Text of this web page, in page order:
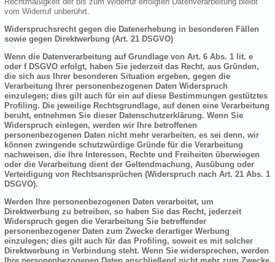
vom Widerruf unberührt.
Widerspruchsrecht gegen die Datenerhebung in besonderen Fällen
sowie gegen Direktwerbung (Art. 21 DSGVO)
Wenn die Datenverarbeitung auf Grundlage von Art. 6 Abs. 1 lit. e
oder f DSGVO erfolgt, haben Sie jederzeit das Recht, aus Gründen,
die sich aus Ihrer besonderen Situation ergeben, gegen die
Verarbeitung Ihrer personenbezogenen Daten Widerspruch
einzulegen; dies gilt auch für ein auf diese Bestimmungen gestütztes
Profiling. Die jeweilige Rechtsgrundlage, auf denen eine Verarbeitung
beruht, entnehmen Sie dieser Datenschutzerklärung. Wenn Sie
Widerspruch einlegen, werden wir Ihre betroffenen
personenbezogenen Daten nicht mehr verarbeiten, es sei denn, wir
können zwingende schutzwürdige Gründe für die Verarbeitung
nachweisen, die Ihre Interessen, Rechte und Freiheiten überwiegen
oder die Verarbeitung dient der Geltendmachung, Ausübung oder
Verteidigung von Rechtsansprüchen (Widerspruch nach Art. 21 Abs. 1
DSGVO).
Werden Ihre personenbezogenen Daten verarbeitet, um
Direktwerbung zu betreiben, so haben Sie das Recht, jederzeit
Widerspruch gegen die Verarbeitung Sie betreffender
personenbezogener Daten zum Zwecke derartiger Werbung
einzulegen; dies gilt auch für das Profiling, soweit es mit solcher
Direktwerbung in Verbindung steht. Wenn Sie widersprechen, werden